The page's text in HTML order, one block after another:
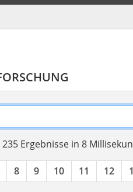
Ergebnisse in 8
8 9 10 11 12